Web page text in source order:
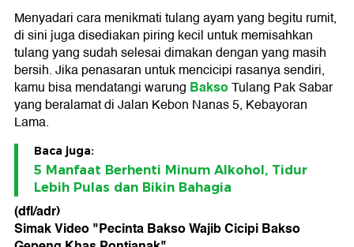
Menyadari cara menikmati tulang ayam yang begitu rumit,
di sini juga disediakan piring kecil untuk memisahkan
tulang yang sudah selesai dimakan dengan yang masih
bersih. Jika penasaran untuk mencicipi rasanya sendiri,
kamu bisa mendatangi warung BaksoTulang Pak Sabar
yang beralamat di Jalan Kebon Nanas 5, Kebayoran
Lama.
Baca juga:
5 Manfaat Berhenti Minum Alkohol, Tidur
Lebih Pulas dan Bikin Bahagia
(dfl/adr)
Simak Video "Pecinta Bakso Wajib Cicipi Bakso